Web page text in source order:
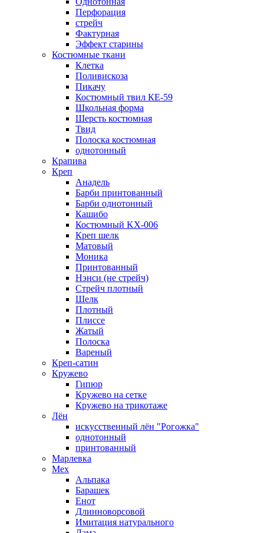
Перфорация
стрейч
Фактурная
Эффект старины
Костюмные ткани
Клетка
Поливискоза
Пикачу
Костюмный твил КЕ-59
Школьная форма
Шерсть костюмная
Твид
Полоска костюмная
однотонный
Крапива
Креп
Анадель
Барби принтованный
Барби однотонный
Кашибо
Костюмный KX-006
Креп шелк
Матовый
Моника
Принтованный
Нэнси (не стрейч)
Стрейч плотный
Шелк
Плотный
Плиссе
Жатый
Полоска
Вареный
Креп-сатин
Кружево
Гипюр
Кружево на сетке
Кружево на трикотаже
Лён
искусственный лён "Рогожка"
однотонный
принтованный
Марлевка
Мех
Альпака
Барашек
Енот
Длинноворсовой
Имитация натурального